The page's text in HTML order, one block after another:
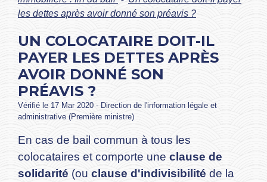
les dettes après avoir donné son préavis ?
UN COLOCATAIRE DOIT-IL
PAYER LES DETTES APRÈS
AVOIR DONNÉ SON
PRÉAVIS ?
Vérifié le 17 Mar 2020 - Direction de l'information légale et
administrative (Première ministre)
En cas de bail commun à tous les
colocataires et comporte une clause de
solidarité (ou clause d'indivisibilité de la